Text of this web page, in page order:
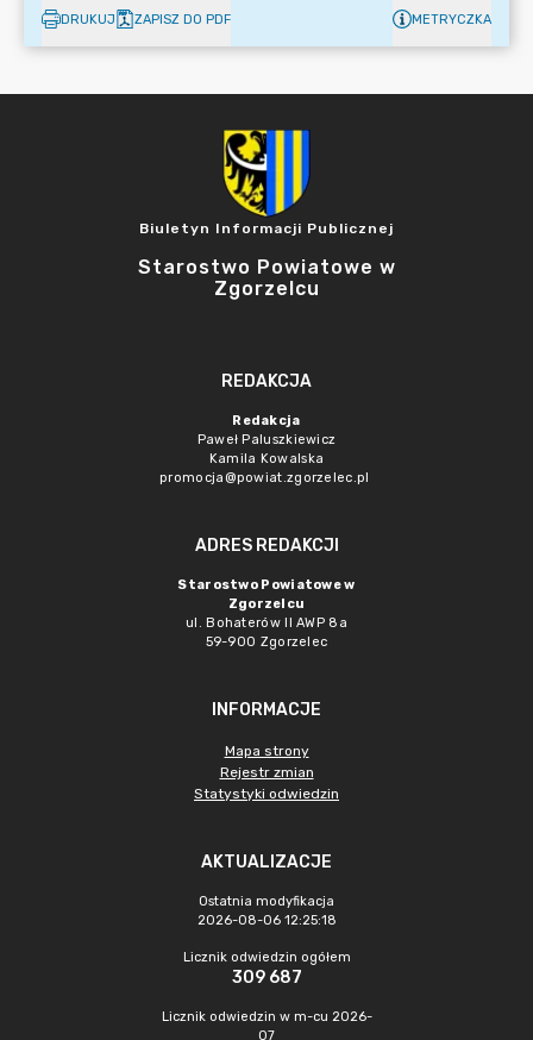
DRUKUJ ZAPISZ DO PDF METRYCZKA
Biuletyn Informacji Publicznej
Starostwo Powiatowe w
Zgorzelcu
REDAKCJA
Redakcja
Paweł Paluszkiewicz
Kamila Kowalska
promocja@powiat.zgorzelec.pl
ADRES REDAKCJI
Starostwo Powiatowe w
Zgorzelcu
ul. Bohaterów II AWP 8a
59-900 Zgorzelec
INFORMACJE
Mapa strony
Rejestr zmian
Statystyki odwiedzin
AKTUALIZACJE
Ostatnia modyfikacja
2026-08-06 12:25:18
Licznik odwiedzin ogółem
309 687
Licznik odwiedzin w m-cu 2026-
07